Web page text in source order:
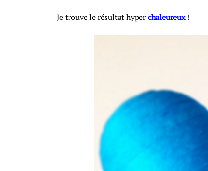
Je trouve le résultat hyperchaleureux !